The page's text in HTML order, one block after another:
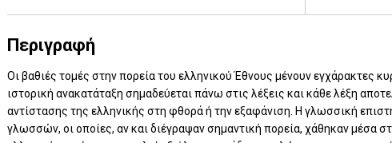
Περιγραφή
Οι βαθιές τομές στην πορεία του ελληνικού Έθνους μένουν εγχάρακτες
ιστορική ανακατάταξη σημαδεύεται πάνω στις λέξεις και κάθε λέξη
αντίστασης της ελληνικής στη φθορά ή την εξαφάνιση. Η γλωσσική
γλωσσών, οι οποίες, αν και διέγραψαν σημαντική πορεία, χάθηκαν μέσα